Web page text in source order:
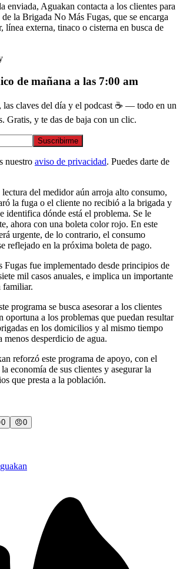
enviada, Aguakan contacta a los clientes para
la Brigada No Más Fugas, que se encarga
línea externa, tinaco o cisterna en busca de
de mañana a las 7:00 am
las claves del día y el podcast ☕ — todo en un
Gratis, y te das de baja con un clic.
Suscribirme
nuestro aviso de privacidad. Puedes darte de
lectura del medidor aún arroja alto consumo,
la fuga o el cliente no recibió a la brigada y
identifica dónde está el problema. Se le
ahora con una boleta color rojo. En este
urgente, de lo contrario, el consumo
reflejado en la próxima boleta de pago.
fue implementado desde principios de
mil casos anuales, e implica un importante
familiar.
programa se busca asesorar a los clientes
oportuna a los problemas que puedan resultar
en los domicilios y al mismo tiempo
desperdicio de agua.
reforzó este programa de apoyo, con el
economía de sus clientes y asegurar la
que presta a la población.
0 😠0